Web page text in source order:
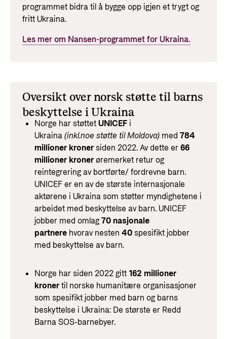
programmet bidra til å bygge opp igjen et trygt og
fritt Ukraina.
Les mer om Nansen-programmet for Ukraina.
Oversikt over norsk støtte til barns
beskyttelse i Ukraina
Norge har støttetUNICEF i
Ukraina(inkl.noe støtte til Moldova) med 784
millioner kronersiden 2022. Av dette er66
millioner kronerøremerket retur og
reintegrering av bortførte/ fordrevne barn.
UNICEF er en av de største internasjonale
aktørene i Ukraina som støtter myndighetene i
arbeidet med beskyttelse av barn. UNICEF
jobber med omlag70 nasjonale
partnere hvorav nesten 40spesifikt jobber
med beskyttelse av barn.
Norge har siden 2022 gitt 162 millioner
kronertil norske humanitære organisasjoner
som spesifikt jobber med barn og barns
beskyttelse i Ukraina: De største er Redd
Barna SOS-barnebyer.